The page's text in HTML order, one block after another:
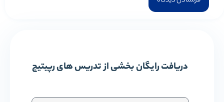
دریافت رایگان بخشی از تدریس های رپیتیچ